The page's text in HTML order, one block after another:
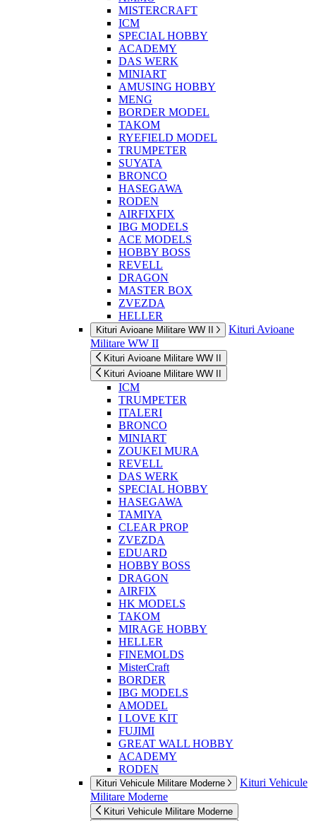
MISTERCRAFT
ICM
SPECIAL HOBBY
ACADEMY
DAS WERK
MINIART
AMUSING HOBBY
MENG
BORDER MODEL
TAKOM
RYEFIELD MODEL
TRUMPETER
SUYATA
BRONCO
HASEGAWA
RODEN
AIRFIXFIX
IBG MODELS
ACE MODELS
HOBBY BOSS
REVELL
DRAGON
MASTER BOX
ZVEZDA
HELLER
Kituri Avioane Militare WW II
Kituri Avioane
Militare WW II
Kituri Avioane Militare WW II
Kituri Avioane Militare WW II
ICM
TRUMPETER
ITALERI
BRONCO
MINIART
ZOUKEI MURA
REVELL
DAS WERK
SPECIAL HOBBY
HASEGAWA
TAMIYA
CLEAR PROP
ZVEZDA
EDUARD
HOBBY BOSS
DRAGON
AIRFIX
HK MODELS
TAKOM
MIRAGE HOBBY
HELLER
FINEMOLDS
MisterCraft
BORDER
IBG MODELS
AMODEL
I LOVE KIT
FUJIMI
GREAT WALL HOBBY
ACADEMY
RODEN
Kituri Vehicule Militare Moderne
Kituri Vehicule
Militare Moderne
Kituri Vehicule Militare Moderne